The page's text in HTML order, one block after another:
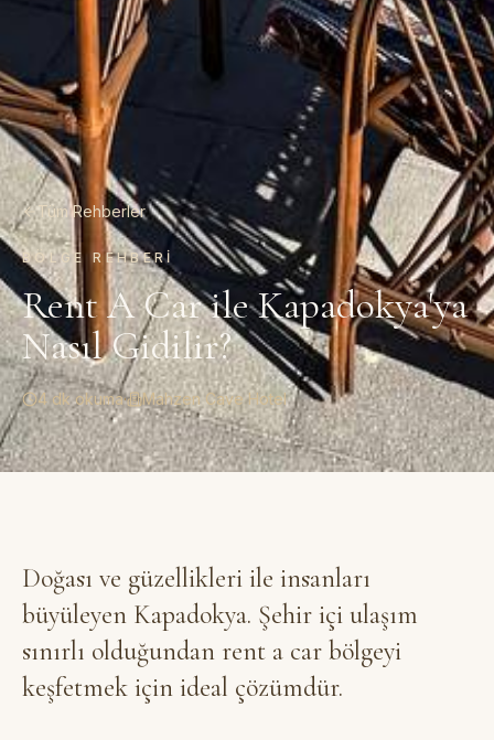
Tüm Rehberler
BÖLGE REHBERI
Rent A Car ile Kapadokya'ya
Nasıl Gidilir?
4 dk okuma· Mahzen Cave Hotel
Doğası ve güzellikleri ile insanları
büyüleyen Kapadokya. Şehir içi ulaşım
sınırlı olduğundan rent a car bölgeyi
keşfetmek için ideal çözümdür.